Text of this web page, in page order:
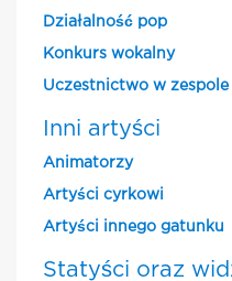
Działalność pop
Konkurs wokalny
Uczestnictwo w
Inni artyści
Animatorzy
Artyści cyrkowi
Artyści innego gatunku
Statyści oraz